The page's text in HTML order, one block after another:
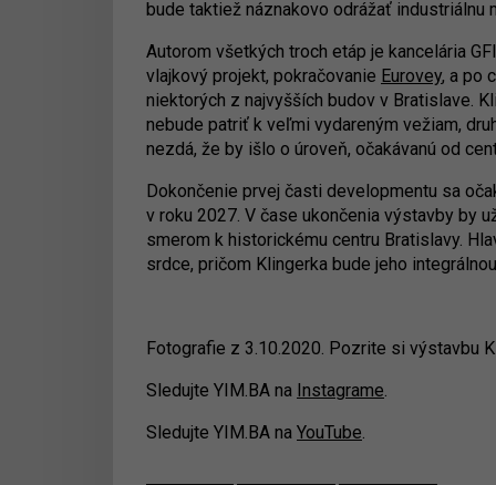
bude taktiež náznakovo odrážať industriálnu
Autorom všetkých troch etáp je kancelária
vlajkový projekt, pokračovanie Eurovey, a po
niektorých z najvyšších budov v Bratislave.
nebude patriť k veľmi vydareným vežiam,
nezdá, že by išlo o úroveň, očakávanú od
Dokončenie prvej časti developmentu sa
v roku 2027. V čase ukončenia výstavby by
smerom k historickému centru Bratislavy.
srdce, pričom Klingerka bude jeho
Fotografie z 3.10.2020. Pozrite si výstavbu
Sledujte YIM.BA na Instagrame
Sledujte YIM.BA na YouTube